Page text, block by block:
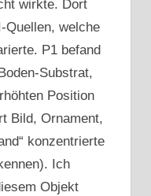
wirkte. Dort
Quellen, welche
P1 befand
Substrat,
Position
Bild, Ornament,
konzentrierte
Ich
Objekt